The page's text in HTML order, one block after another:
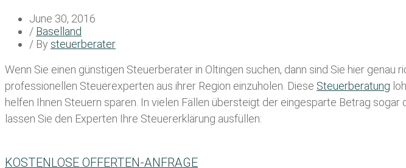
June 30, 2016
/ Baselland
/ By steuerberater
Wenn Sie einen günstigen Steuerberater in Oltingen suchen, dann sind Sie hier genau
professionellen Steuerexperten aus ihrer Region einzuholen. Diese Steuerberatung
helfen Ihnen Steuern sparen. In vielen Fällen übersteigt der eingesparte Betrag
lassen Sie den Experten Ihre Steuererklärung ausfüllen:
KOSTENLOSE OFFERTEN-ANFRAGE